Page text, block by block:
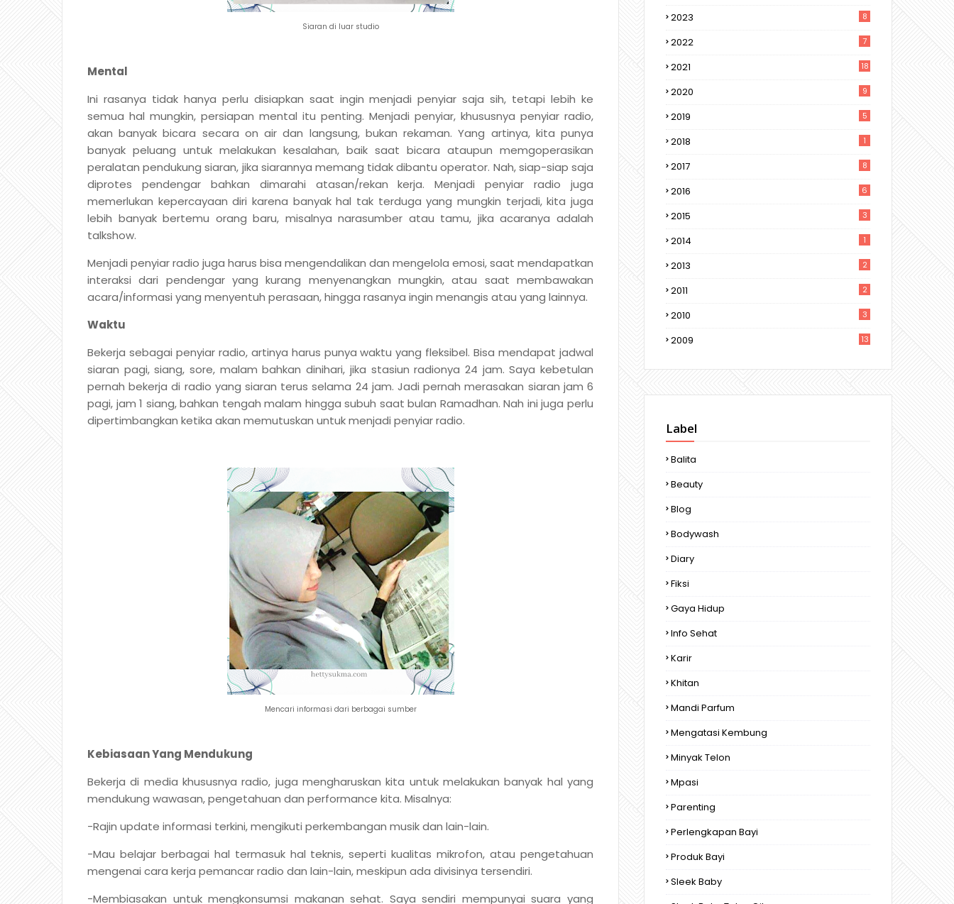
Siaran di luar studio
Mental
Ini rasanya tidak hanya perlu disiapkan saat ingin menjadi penyiar saja sih, tetapi lebih ke
semua hal mungkin, persiapan mental itu penting. Menjadi penyiar, khususnya penyiar radio,
akan banyak bicara secara on air dan langsung, bukan rekaman. Yang artinya, kita punya
banyak peluang untuk melakukan kesalahan, baik saat bicara ataupun memgoperasikan
peralatan pendukung siaran, jika siarannya memang tidak dibantu operator. Nah, siap-siap saja
diprotes pendengar bahkan dimarahi atasan/rekan kerja. Menjadi penyiar radio juga
memerlukan kepercayaan diri karena banyak hal tak terduga yang mungkin terjadi, kita juga
lebih banyak bertemu orang baru, misalnya narasumber atau tamu, jika acaranya adalah
talkshow.
Menjadi penyiar radio juga harus bisa mengendalikan dan mengelola emosi, saat mendapatkan
interaksi dari pendengar yang kurang menyenangkan mungkin, atau saat membawakan
acara/informasi yang menyentuh perasaan, hingga rasanya ingin menangis atau yang lainnya.
Waktu
Bekerja sebagai penyiar radio, artinya harus punya waktu yang fleksibel. Bisa mendapat jadwal
siaran pagi, siang, sore, malam bahkan dinihari, jika stasiun radionya 24 jam. Saya kebetulan
pernah bekerja di radio yang siaran terus selama 24 jam. Jadi pernah merasakan siaran jam 6
pagi, jam 1 siang, bahkan tengah malam hingga subuh saat bulan Ramadhan. Nah ini juga perlu
dipertimbangkan ketika akan memutuskan untuk menjadi penyiar radio.
Mencari informasi dari berbagai sumber
Kebiasaan Yang Mendukung
Bekerja di media khususnya radio, juga mengharuskan kita untuk melakukan banyak hal yang
mendukung wawasan, pengetahuan dan performance kita. Misalnya:
-Rajin update informasi terkini, mengikuti perkembangan musik dan lain-lain.
-Mau belajar berbagai hal termasuk hal teknis, seperti kualitas mikrofon, atau pengetahuan
mengenai cara kerja pemancar radio dan lain-lain, meskipun ada divisinya tersendiri.
-Membiasakan untuk mengkonsumsi makanan sehat. Saya sendiri mempunyai suara yang
2023 8
2022 7
2021 18
2020 9
2019 5
2018 1
2017 8
2016 6
2015 3
2014 1
2013 2
2011 2
2010 3
2009 13
Label
Balita
Beauty
Blog
Bodywash
Diary
Fiksi
Gaya Hidup
Info Sehat
Karir
Khitan
Mandi Parfum
Mengatasi Kembung
Minyak Telon
Mpasi
Parenting
Perlengkapan Bayi
Produk Bayi
Sleek Baby